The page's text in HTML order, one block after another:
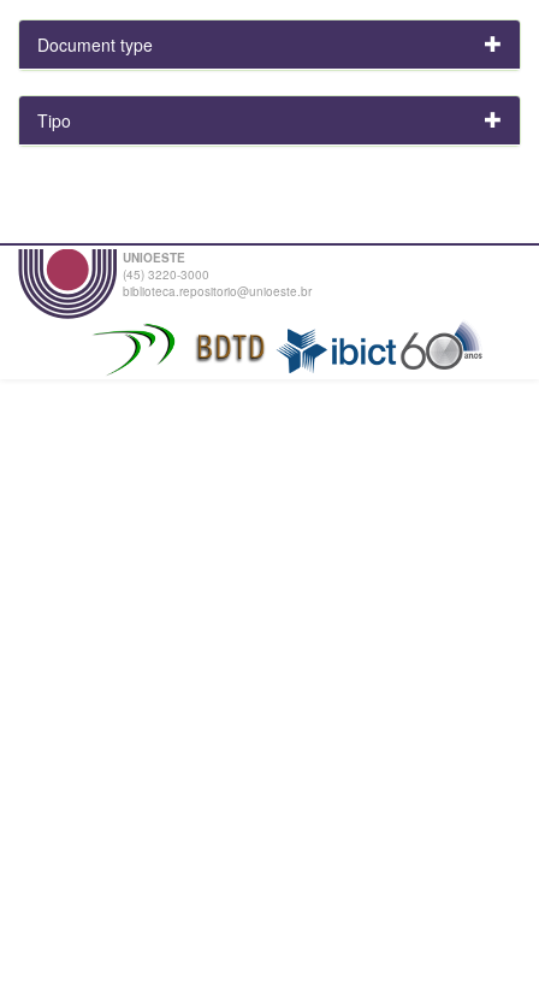
Document type
Tipo
UNIOESTE
(45) 3220-3000
biblioteca.repositorio@unioeste.br